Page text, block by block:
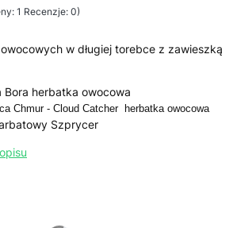
1 Recenzje: 0)
w długiej torebce z zawieszką
herbatka owocowa
Chmur - Cloud Catcher herbatka owocowa
Szprycer